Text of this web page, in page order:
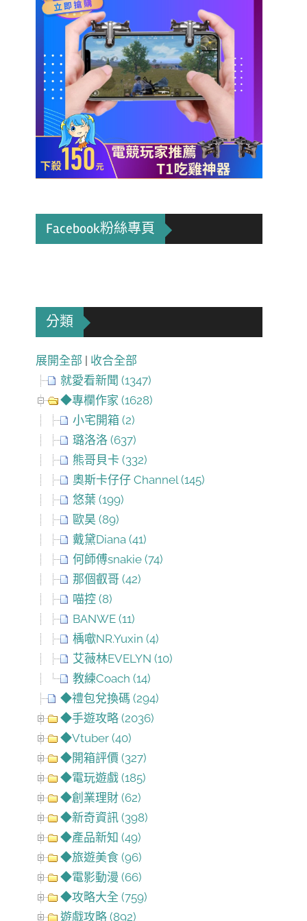
Facebook粉絲專頁
分類
展開全部 | 收合全部
就愛看新聞 (1347)
◆專欄作家 (1628)
小宅開箱 (2)
璐洛洛 (637)
熊哥貝卡 (332)
奧斯卡仔仔 Channel (145)
悠葉 (199)
歐昊 (89)
戴黛Diana (41)
何師傅snakie (74)
那個叡哥 (42)
喵控 (8)
BANWE (11)
楀噷NR.Yuxin (4)
艾薇林EVELYN (10)
教練Coach (14)
◆禮包兌換碼 (294)
◆手遊攻略 (2036)
◆Vtuber (40)
◆開箱評價 (327)
◆電玩遊戲 (185)
◆創業理財 (62)
◆新奇資訊 (398)
◆產品新知 (49)
◆旅遊美食 (96)
◆電影動漫 (66)
◆攻略大全 (759)
遊戲攻略 (892)